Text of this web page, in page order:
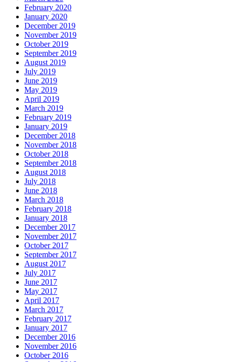
February 2020
January 2020
December 2019
November 2019
October 2019
September 2019
August 2019
July 2019
June 2019
May 2019
April 2019
March 2019
February 2019
January 2019
December 2018
November 2018
October 2018
September 2018
August 2018
July 2018
June 2018
March 2018
February 2018
January 2018
December 2017
November 2017
October 2017
September 2017
August 2017
July 2017
June 2017
May 2017
April 2017
March 2017
February 2017
January 2017
December 2016
November 2016
October 2016